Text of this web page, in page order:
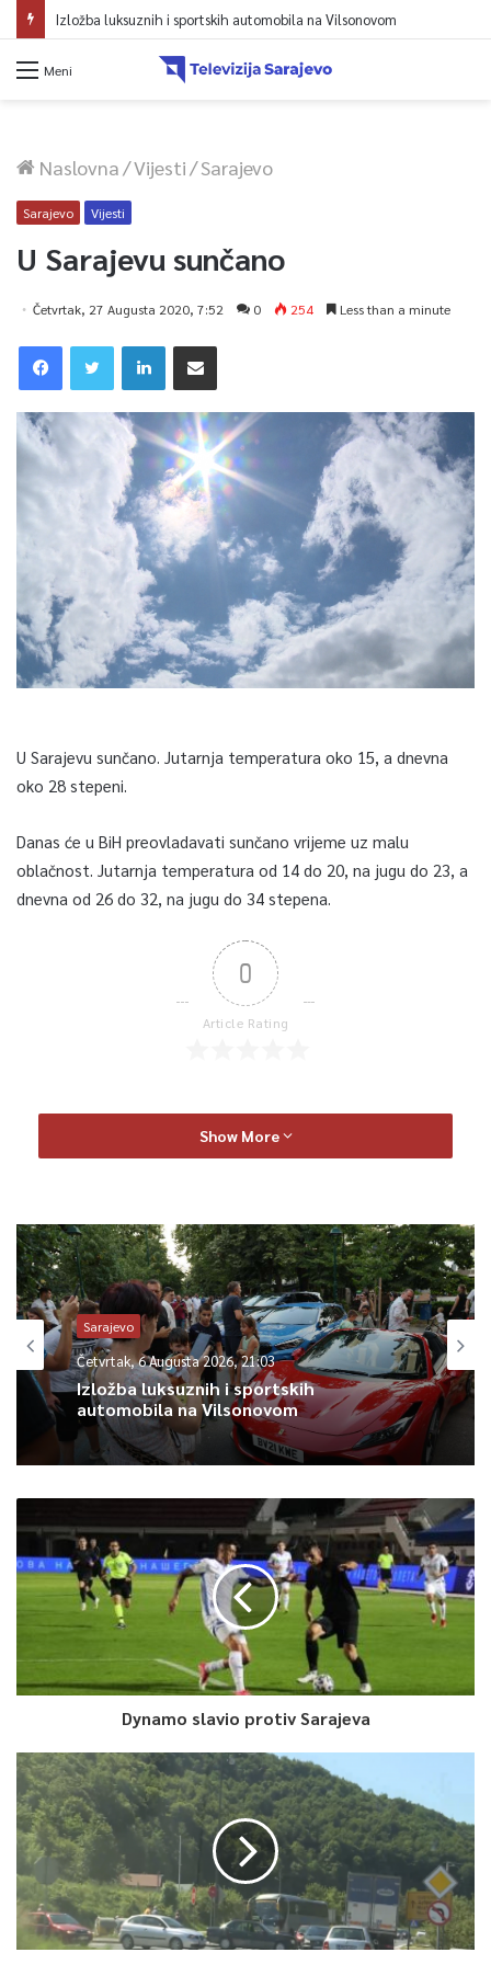
Izložba luksuznih i sportskih automobila na Vilsonovom
Meni
Naslovna/Vijesti/Sarajevo
Sarajevo Vijesti
U Sarajevu sunčano
Četvrtak, 27 Augusta 2020, 7:52 0 254 Less than a minute
U Sarajevu sunčano. Jutarnja temperatura oko 15, a dnevna
oko 28 stepeni.
Danas će u BiH preovladavati sunčano vrijeme uz malu
oblačnost. Jutarnja temperatura od 14 do 20, na jugu do 23, a
dnevna od 26 do 32, na jugu do 34 stepena.
0
Article Rating
Show More
Sarajevo
Četvrtak, 6 Augusta 2026, 21:03
Izložba luksuznih i sportskih
automobila na Vilsonovom
Dynamo slavio protiv Sarajeva